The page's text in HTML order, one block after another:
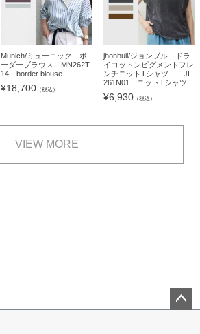
Munich/ミューニック ボ
ーダーブラウス MN262T
14 border blouse
¥18,700 （税込）
jhonbull/ジョンブル ドラ
イコットンピグメントフレ
ンチニットTシャツ JL
261N01 ニットTシャツ
¥6,930（税込）
VIEW MORE